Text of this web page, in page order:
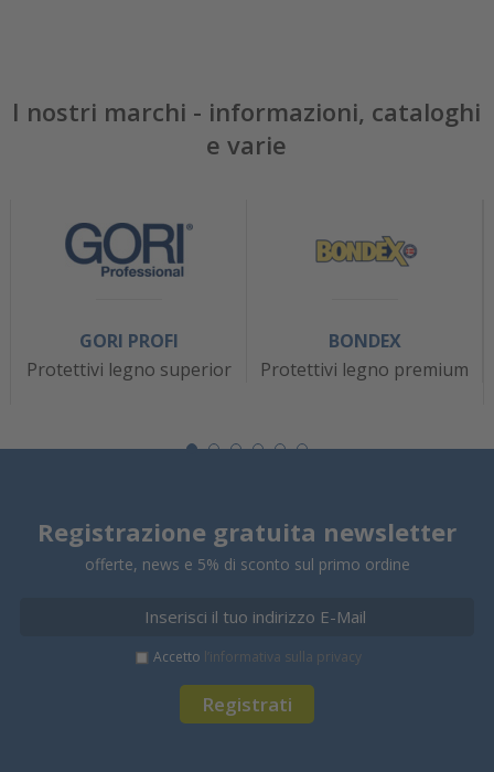
I nostri marchi - informazioni, cataloghi
e varie
GORI PROFI
Protettivi legno superior
BONDEX
Protettivi legno premium
Registrazione gratuita newsletter
offerte, news e 5% di sconto sul primo ordine
Registrati
Accetto l’informativa sulla privacy